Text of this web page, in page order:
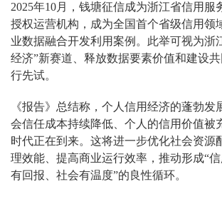
2025年10月，钱塘征信成为浙江省信用服
授权运营机构，成为全国首个省级信用领
业数据融合开发利用案例。此举可视为浙
经济”新赛道、释放数据要素价值和建设
行先试。
《报告》总结称，个人信用经济的蓬勃发
会信任成本持续降低、个人的信用价值被
时代正在到来。这将进一步优化社会资源
理效能、提高商业运行效率，推动形成“
有回报、社会有温度”的良性循环。